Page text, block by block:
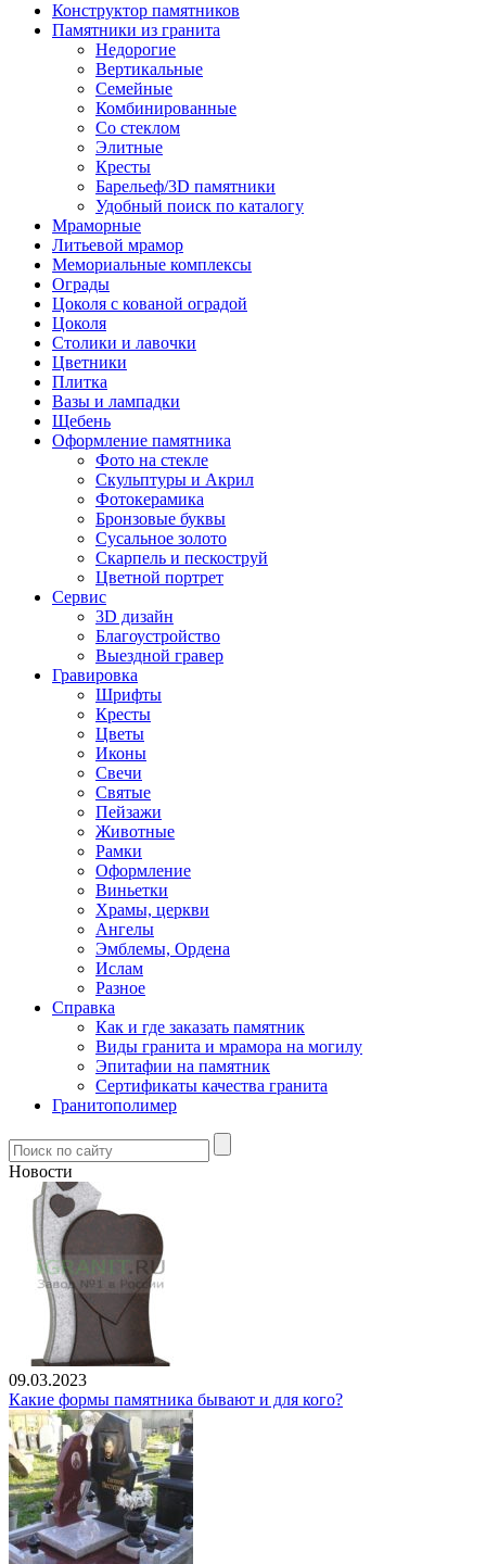
Конструктор памятников
Памятники из гранита
Недорогие
Вертикальные
Семейные
Комбинированные
Со стеклом
Элитные
Кресты
Барельеф/3D памятники
Удобный поиск по каталогу
Мраморные
Литьевой мрамор
Мемориальные комплексы
Ограды
Цоколя с кованой оградой
Цоколя
Столики и лавочки
Цветники
Плитка
Вазы и лампадки
Щебень
Оформление памятника
Фото на стекле
Скульптуры и Акрил
Фотокерамика
Бронзовые буквы
Сусальное золото
Скарпель и пескоструй
Цветной портрет
Сервис
3D дизайн
Благоустройство
Выездной гравер
Гравировка
Шрифты
Кресты
Цветы
Иконы
Свечи
Святые
Пейзажи
Животные
Рамки
Оформление
Виньетки
Храмы, церкви
Ангелы
Эмблемы, Ордена
Ислам
Разное
Справка
Как и где заказать памятник
Виды гранита и мрамора на могилу
Эпитафии на памятник
Сертификаты качества гранита
Гранитополимер
Новости
09.03.2023
Какие формы памятника бывают и для кого?